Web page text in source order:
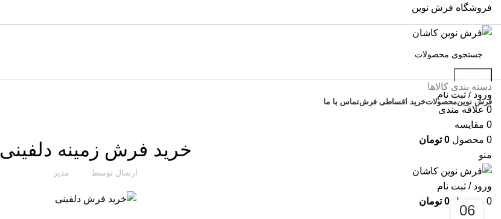
فروشگاه فرش نوین
جستجو
ورود / ثبت نام
0 علاقه مندی
0 مقایسه
0 محصول 0 تومان
منو
ورود / ثبت نام
0 محصول 0 تومان
دسته بندی کالاها
فرش نوینمحصولاتخرید اقساطی فرشتماس با ما
خرید فرش زمینه دلفینی
ارسال توسط مدیر
06